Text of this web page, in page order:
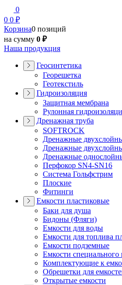
0
0 0 ₽
Корзина0 позиций
на сумму 0 ₽
Наша продукция
Геосинтетика
Георешетка
Геотекстиль
Гидроизоляция
Защитная мембрана
Рулонная
Дренажная труба
SOFTROCK
Дренажные
Дренажные
Дренажные
Перфокор SN4-SN16
Система Гольфстрим
Плоские
Фитинги
Емкости пластиковые
Баки для душа
Бидоны (Фляги)
Емкости для воды
Емкости для топлива
Емкости подземные
Емкости специального
Комплектующие к
Обрешетки для
Открытые емкости